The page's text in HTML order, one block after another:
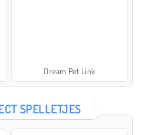
Dream Pet Link
SPELLETJES